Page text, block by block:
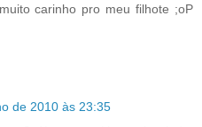
carinho pro meu filhote ;oP
de 2010 às 23:35